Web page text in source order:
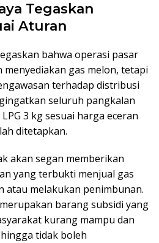
Tegaskan
Aturan
bahwa operasi pasar
gas melon, tetapi
terhadap distribusi
seluruh pangkalan
3 kg sesuai harga eceran
ditetapkan.
akan segan memberikan
yang terbukti menjual gas
atau melakukan penimbunan.
barang subsidi yang
kurang mampu dan
tidak boleh